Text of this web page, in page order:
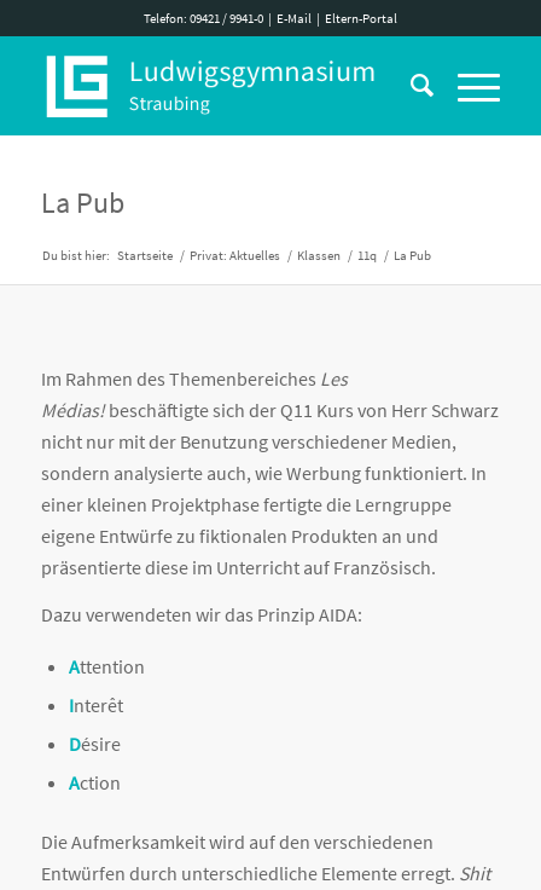
Telefon: 09421 / 9941-0| E-Mail| Eltern-Portal
La Pub
Du bist hier: Startseite / Privat: Aktuelles / Klassen / 11q / La Pub
Im Rahmen des Themenbereiches Les
Médias!beschäftigte sich der Q11 Kurs von Herr Schwarz
nicht nur mit der Benutzung verschiedener Medien,
sondern analysierte auch, wie Werbung funktioniert. In
einer kleinen Projektphase fertigte die Lerngruppe
eigene Entwürfe zu fiktionalen Produkten an und
präsentierte diese im Unterricht auf Französisch.
Dazu verwendeten wir das Prinzip AIDA:
Attention
Interêt
Désire
Action
Die Aufmerksamkeit wird auf den verschiedenen
Entwürfen durch unterschiedliche Elemente erregt. Shit